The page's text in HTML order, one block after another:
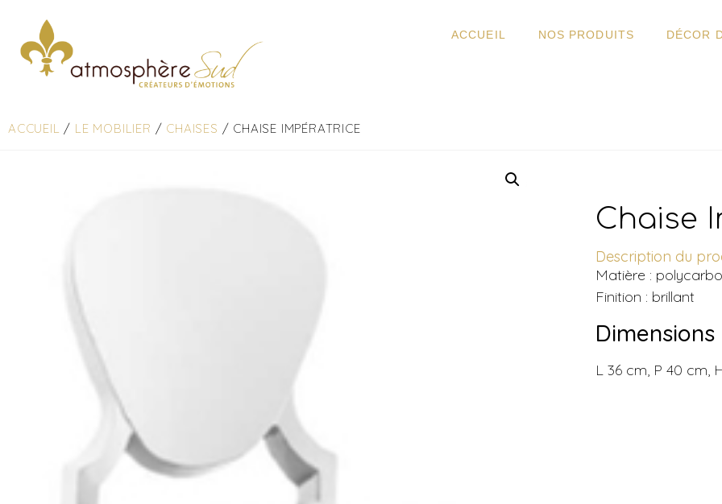
ACCUEIL NOS PRODUITS DÉCOR
ACCUEIL / LE MOBILIER / CHAISES / CHAISE IMPÉRATRICE
Chaise
Description du
Matière :
Finition : brillant
Dimensions
L 36 cm, P 40 cm,